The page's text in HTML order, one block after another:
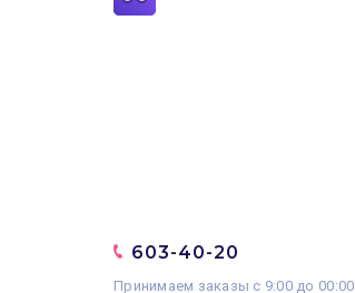
603-40-20
Принимаем заказы с 9:00 до 00:00